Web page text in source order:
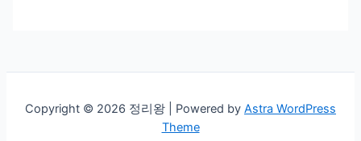
화
Copyright © 2026 정리왕 | Powered by Astra WordPress
Theme